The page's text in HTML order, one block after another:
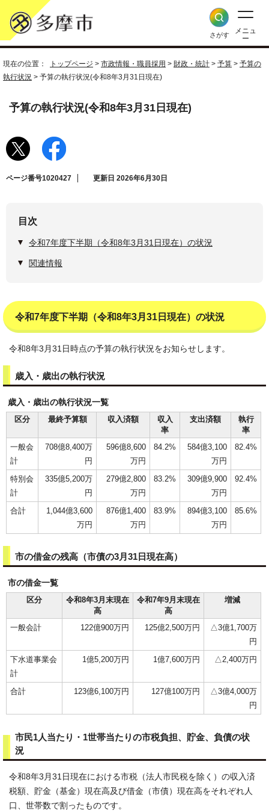
さがす
メニュ
ー
現在の位置： トップページ > 市政情報・職員採用 > 財政・統計 > 予算 > 予算の
執行状況 > 予算の執行状況(令和8年3月31日現在)
予算の執行状況(令和8年3月31日現在)
ページ番号1020427 更新日 2026年6月30日
目次
令和7年度下半期（令和8年3月31日現在）の状況
関連情報
令和7年度下半期（令和8年3月31日現在）の状況
令和8年3月31日時点の予算の執行状況をお知らせします。
歳入・歳出の執行状況
歳入・歳出の執行状況一覧
区分
最終予算額 収入済額
収入
率
支出済額
執行
率
一般会
計
708億8,400万
円
596億8,600
万円
84.2%
584億3,100
万円
82.4%
特別会
計
335億5,200万
円
279億2,800
万円
83.2%
309億9,900
万円
92.4%
合計
1,044億3,600
万円
876億1,400
万円
83.9%
894億3,100
万円
85.6%
市の借金の残高（市債の3月31日現在高）
市の借金一覧
区分
令和8年3月末現在
高
令和7年9月末現在
高
増減
一般会計 122億900万円 125億2,500万円
△3億1,700万
円
下水道事業会
計
1億5,200万円 1億7,600万円 △2,400万円
合計 123億6,100万円 127億100万円
△3億4,000万
円
市民1人当たり・1世帯当たりの市税負担、貯金、負債の状
況
令和8年3月31日現在における市税（法人市民税を除く）の収入済
税額、貯金（基金）現在高及び借金（市債）現在高をそれぞれ人
口、世帯数で割ったものです。